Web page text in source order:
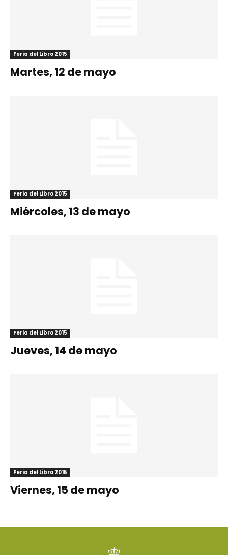
Feria del Libro 2015
Martes, 12 de mayo
Feria del Libro 2015
Miércoles, 13 de mayo
Feria del Libro 2015
Jueves, 14 de mayo
Feria del Libro 2015
Viernes, 15 de mayo